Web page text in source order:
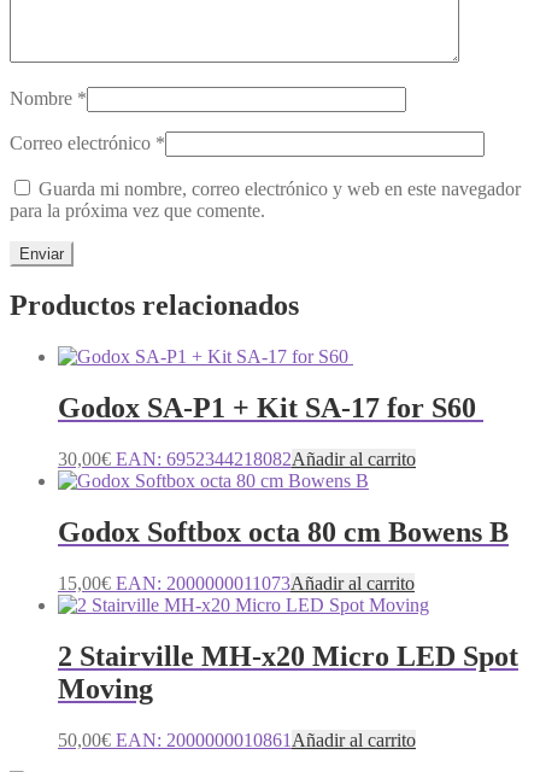
Nombre *
Correo electrónico *
Guarda mi nombre, correo electrónico y web en este navegador
para la próxima vez que comente.
Productos relacionados
Godox SA-P1 + Kit SA-17 for S60
30,00€ EAN: 6952344218082Añadir al carrito
Godox Softbox octa 80 cm Bowens B
15,00€ EAN: 2000000011073Añadir al carrito
2 Stairville MH-x20 Micro LED Spot
Moving
50,00€ EAN: 2000000010861 Añadir al carrito